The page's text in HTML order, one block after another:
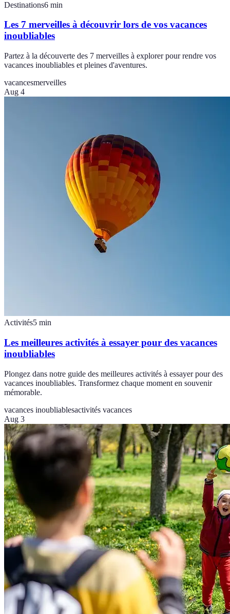
Destinations6 min
Les 7 merveilles à découvrir lors de vos vacances
inoubliables
Partez à la découverte des 7 merveilles à explorer pour rendre vos
vacances inoubliables et pleines d'aventures.
vacancesmerveilles
Aug 4
Activités5 min
Les meilleures activités à essayer pour des vacances
inoubliables
Plongez dans notre guide des meilleures activités à essayer pour des
vacances inoubliables. Transformez chaque moment en souvenir
mémorable.
vacances inoubliablesactivités vacances
Aug 3